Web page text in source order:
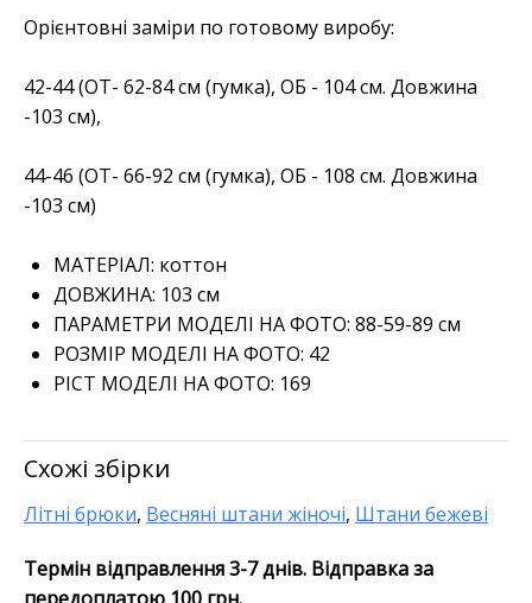
Орієнтовні заміри по готовому виробу:
42-44 (ОТ- 62-84 см (гумка), ОБ - 104 см. Довжина
-103 см),
44-46 (ОТ- 66-92 см (гумка), ОБ - 108 см. Довжина
-103 см)
МАТЕРІАЛ: коттон
ДОВЖИНА: 103 см
ПАРАМЕТРИ МОДЕЛІ НА ФОТО: 88-59-89 см
РОЗМІР МОДЕЛІ НА ФОТО: 42
РІСТ МОДЕЛІ НА ФОТО: 169
Схожі збірки
Літні брюки, Весняні штани жіночі, Штани бежеві
Термін відправлення 3-7 днів. Відправка за